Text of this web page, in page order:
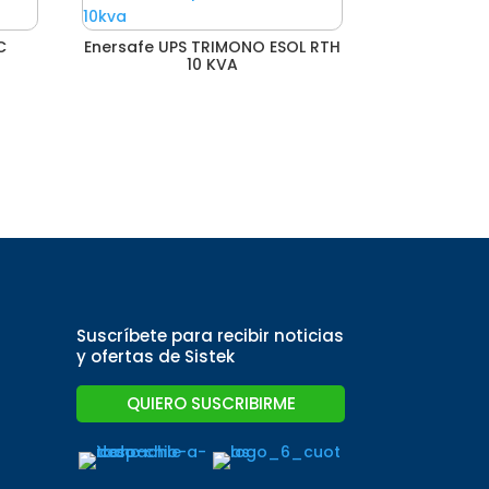
Enersafe UPS TRIMONO ESOL RTH
10 KVA
Suscríbete para recibir noticias
y ofertas de Sistek
QUIERO SUSCRIBIRME